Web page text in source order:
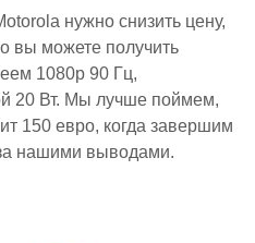
нужно снизить цену,
вы можете получить
1080p 90 Гц,
20 Вт. Мы лучше поймем,
150 евро, когда завершим
нашими выводами.